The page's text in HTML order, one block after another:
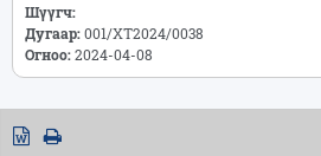
Шүүгч:
Дугаар:001/ХТ2024/0038
Огноо:2024-04-08